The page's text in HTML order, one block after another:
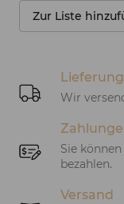
Zur Liste
Lieferung
Wir
Sie
bezahlen.
Versand